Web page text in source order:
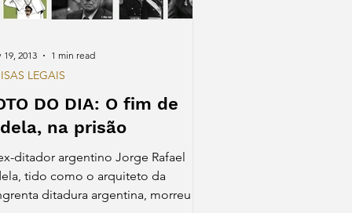
DO DIA: O fim de
na prisão
ditador argentino Jorge Rafael
tido como o arquiteto da
ditadura argentina, morreu na
LEGAIS
19, 2013 1 min read